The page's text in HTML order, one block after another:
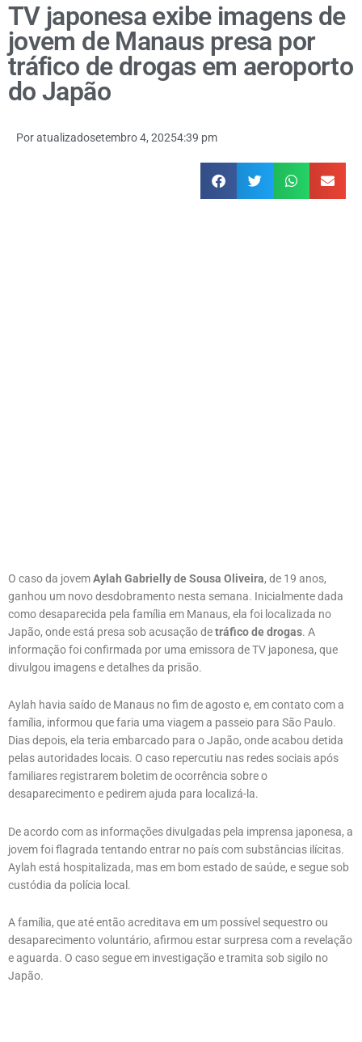
TV japonesa exibe imagens de
jovem de Manaus presa por
tráfico de drogas em aeroporto
do Japão
Poratualizadosetembro 4, 20254:39 pm
O caso da jovemAylah Gabrielly de Sousa Oliveira, de 19 anos,
ganhou um novo desdobramento nesta semana. Inicialmente dada
como desaparecida pela família em Manaus, ela foi localizada no
Japão, onde está presa sob acusação detráfico de drogas. A
informação foi confirmada por uma emissora de TV japonesa, que
divulgou imagens e detalhes da prisão.
Aylah havia saído de Manaus no fim de agosto e, em contato com a
família, informou que faria uma viagem a passeio para São Paulo.
Dias depois, ela teria embarcado para o Japão, onde acabou detida
pelas autoridades locais. O caso repercutiu nas redes sociais após
familiares registrarem boletim de ocorrência sobre o
desaparecimento e pedirem ajuda para localizá-la.
De acordo com as informações divulgadas pela imprensa japonesa, a
jovem foi flagrada tentando entrar no país com substâncias ilícitas.
Aylah está hospitalizada, mas em bom estado de saúde, e segue sob
custódia da polícia local.
A família, que até então acreditava em um possível sequestro ou
desaparecimento voluntário, afirmou estar surpresa com a revelação
e aguarda. O caso segue em investigação e tramita sob sigilo no
Japão.